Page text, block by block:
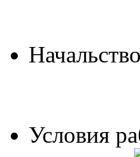
Начальство
Условия